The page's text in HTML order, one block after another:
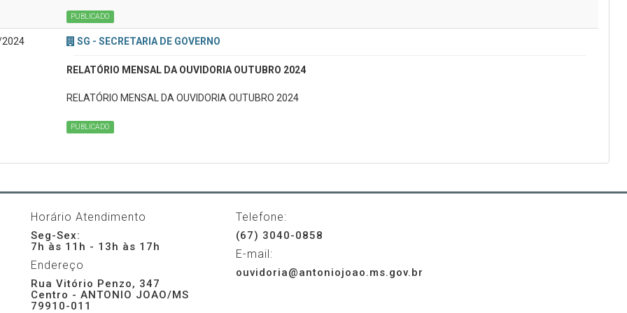
PUBLICADO
SG - SECRETARIA DE GOVERNO
RELATÓRIO MENSAL DA OUVIDORIA OUTUBRO 2024
RELATÓRIO MENSAL DA OUVIDORIA OUTUBRO 2024
PUBLICADO
Horário Atendimento
Seg-Sex:
7h às 11h - 13h às 17h
Endereço
Rua Vitório Penzo, 347
Centro - ANTONIO JOAO/MS
79910-011
Telefone:
(67) 3040-0858
E-mail:
ouvidoria@antoniojoao.ms.gov.br